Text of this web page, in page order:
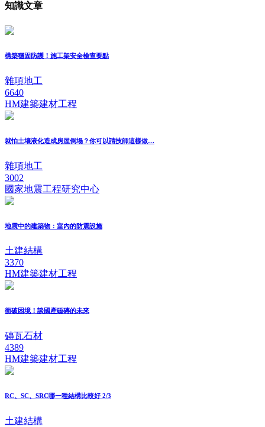
知識文章
構築穩固防護！施工架安全檢查要點
雜項地工
6640
HM建築建材工程
就怕土壤液化造成房屋倒塌？你可以請技師這樣做…
雜項地工
3002
國家地震工程研究中心
地震中的建築物：室內的防震設施
土建結構
3370
HM建築建材工程
衝破困境！談國產磁磚的未來
磚瓦石材
4389
HM建築建材工程
RC、SC、SRC哪一種結構比較好 2/3
土建結構